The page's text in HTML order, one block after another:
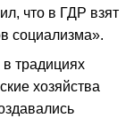
что в ГДР взят
социализма».
в традициях
хозяйства